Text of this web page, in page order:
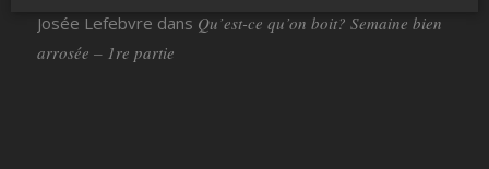
Josée Lefebvre dans Qu’est-ce qu’on boit? Semaine bien
arrosée – 1re partie